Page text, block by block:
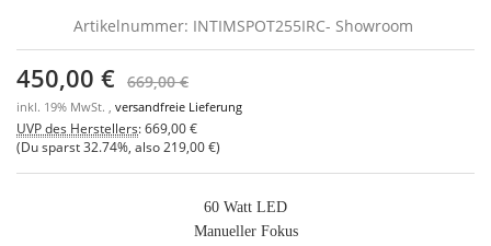
Artikelnummer: INTIMSPOT255IRC- Showroom
450,00 € 669,00 €
inkl. 19% MwSt. , versandfreie Lieferung
UVP des Herstellers:669,00 €
(Du sparst32.74% , also 219,00 €)
60 Watt LED
Manueller Fokus